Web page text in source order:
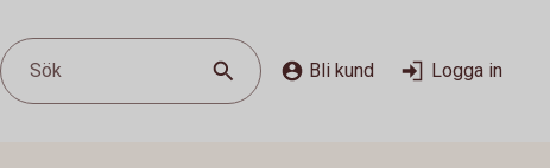
Sök Bli kund Logga in